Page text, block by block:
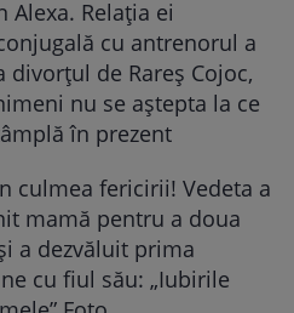
Alexa. Relația ei
cu antrenorul a
divorțul de Rareș Cojoc,
nu se aștepta la ce
în prezent
culmea fericirii! Vedeta a
mamă pentru a doua
a dezvăluit prima
cu fiul său: „Iubirile